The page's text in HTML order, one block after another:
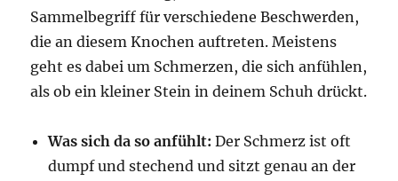
Sammelbegriff für verschiedene Beschwerden,
die an diesem Knochen auftreten. Meistens
geht es dabei um Schmerzen, die sich anfühlen,
als ob ein kleiner Stein in deinem Schuh drückt.
Was sich da so anfühlt: Der Schmerz ist oft
dumpf und stechend und sitzt genau an der